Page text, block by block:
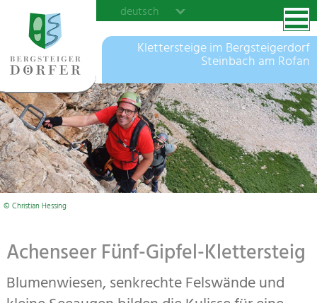
deutsch
Klettersteige im Bergsteigerdorf
Steinbach am Rofan
© Christian Hessing
Achenseer Fünf-Gipfel-Klettersteig
Blumenwiesen, senkrechte Felswände und